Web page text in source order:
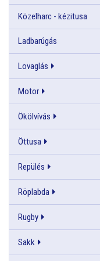
Közelharc - kézitusa
Ladbarúgás
Lovaglás
Motor
Ökölvívás
Öttusa
Repülés
Röplabda
Rugby
Sakk